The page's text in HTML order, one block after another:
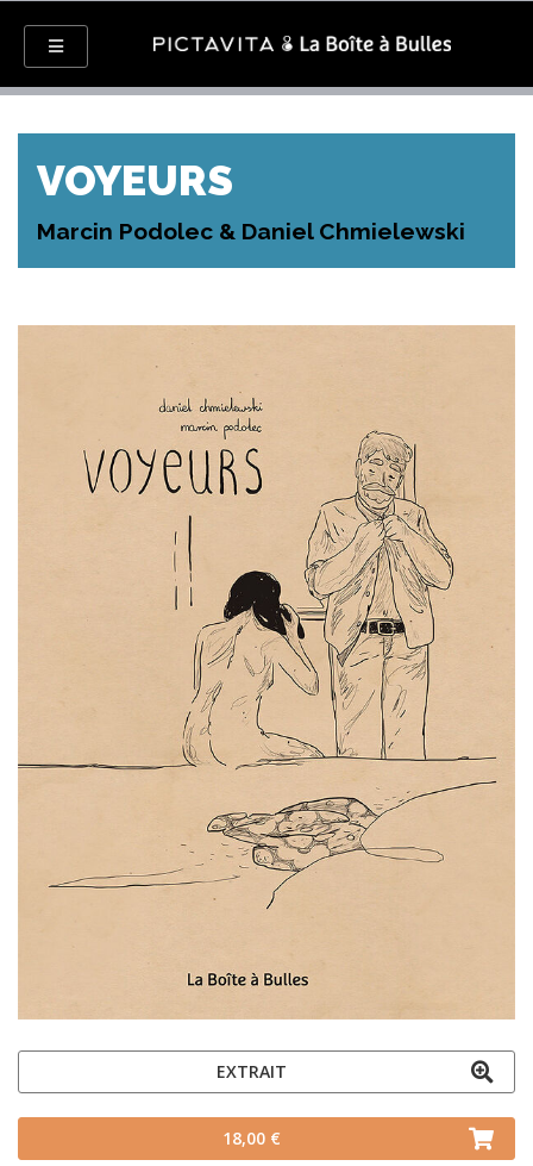
VOYEURS
Marcin Podolec & Daniel Chmielewski
EXTRAIT
18,00 €